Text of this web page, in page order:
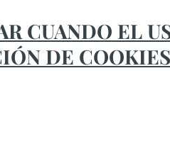
CUANDO EL
DE